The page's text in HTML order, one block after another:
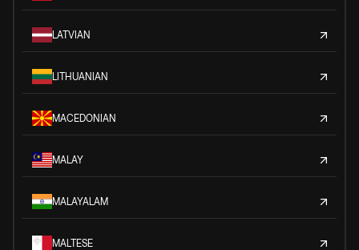
LATVIAN
LITHUANIAN
MACEDONIAN
MALAY
MALAYALAM
MALTESE